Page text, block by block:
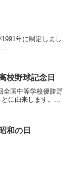
年に制定しまし
校野球記念日
全国中等学校優勝野
に由来します。...
和の日